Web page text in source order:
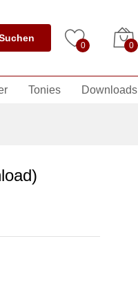
0 0
Tonies Downloads